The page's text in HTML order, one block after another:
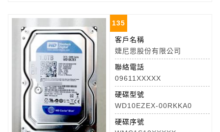
135
客戶名稱
婕尼思股份有限公司
聯絡電話
09611XXXXX
硬碟型號
WD10EZEX-00RKKA0
硬碟序號